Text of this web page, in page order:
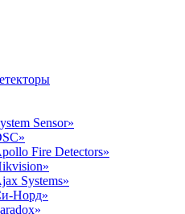
Sensor»
Fire Detectors»
Systems»
Норд»